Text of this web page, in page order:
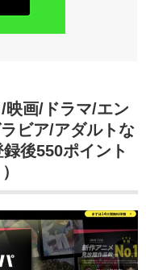
画/ドラマ/エン
ビア/アダルトな
後550ポイント